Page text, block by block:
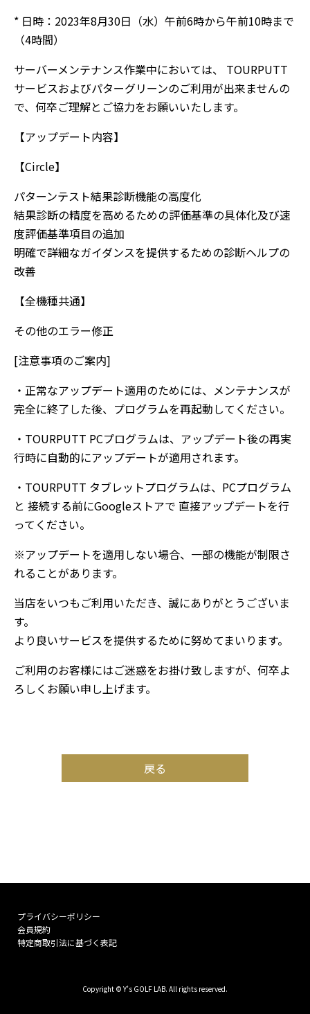
* 日時：2023年8月30日（水）午前6時から午前10時まで
（4時間）
サーバーメンテナンス作業中においては、 TOURPUTT
サービスおよびパターグリーンのご利用が出来ませんの
で、何卒ご理解とご協力をお願いいたします。
【アップデート内容】
【Circle】
パターンテスト結果診断機能の高度化
結果診断の精度を高めるための評価基準の具体化及び速
度評価基準項目の追加
明確で詳細なガイダンスを提供するための診断ヘルプの
改善
【全機種共通】
その他のエラー修正
[注意事項のご案内]
・正常なアップデート適用のためには、メンテナンスが
完全に終了した後、プログラムを再起動してください。
・TOURPUTT PCプログラムは、アップデート後の再実
行時に自動的にアップデートが適用されます。
・TOURPUTT タブレットプログラムは、PCプログラム
と 接続する前にGoogleストアで 直接アップデートを行
ってください。
※アップデートを適用しない場合、一部の機能が制限さ
れることがあります。
当店をいつもご利用いただき、誠にありがとうございま
す。
より良いサービスを提供するために努めてまいります。
ご利用のお客様にはご迷惑をお掛け致しますが、何卒よ
ろしくお願い申し上げます。
戻る
プライバシーポリシー
会員規約
特定商取引法に基づく表記
Copyright © Y’s GOLF LAB. All rights reserved.